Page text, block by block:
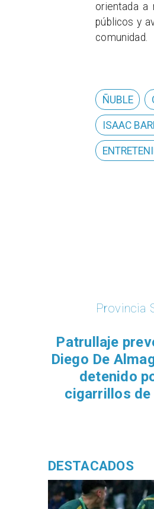
orientada a
públicos y
comunidad.
ÑUBLE
ISAAC
DESTACADOS